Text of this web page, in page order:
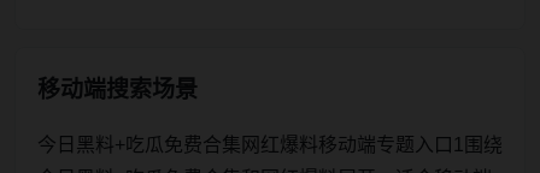
移动端搜索场景
今日黑料+吃瓜免费合集网红爆料移动端专题入口1围绕